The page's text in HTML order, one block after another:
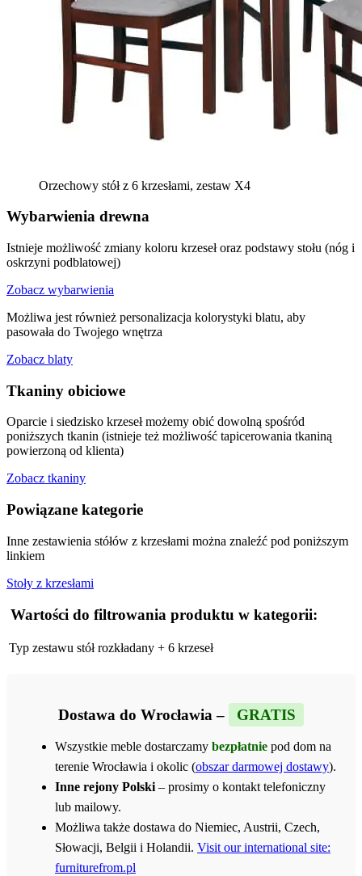
Orzechowy stół z 6 krzesłami, zestaw X4
Wybarwienia drewna
Istnieje możliwość zmiany koloru krzeseł oraz podstawy stołu (nóg i
oskrzyni podblatowej)
Zobacz wybarwienia
Możliwa jest również personalizacja kolorystyki blatu, aby
pasowała do Twojego wnętrza
Zobacz blaty
Tkaniny obiciowe
Oparcie i siedzisko krzeseł możemy obić dowolną spośród
poniższych tkanin (istnieje też możliwość tapicerowania tkaniną
powierzoną od klienta)
Zobacz tkaniny
Powiązane kategorie
Inne zestawienia stółów z krzesłami można znaleźć pod poniższym
linkiem
Stoły z krzesłami
Wartości do filtrowania produktu w kategorii:
Typ zestawu stół rozkładany + 6 krzeseł
Dostawa do Wrocławia – GRATIS
Wszystkie meble dostarczamy bezpłatnie pod dom na
terenie Wrocławia i okolic (obszar darmowej dostawy).
Inne rejony Polski – prosimy o kontakt telefoniczny
lub mailowy.
Możliwa także dostawa do Niemiec, Austrii, Czech,
Słowacji, Belgii i Holandii. Visit our international site:
furniturefrom.pl